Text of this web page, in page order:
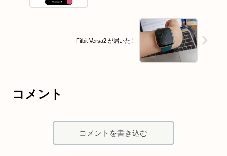
Fitbit Versa2 が届いた！
コメント
コメントを書き込む